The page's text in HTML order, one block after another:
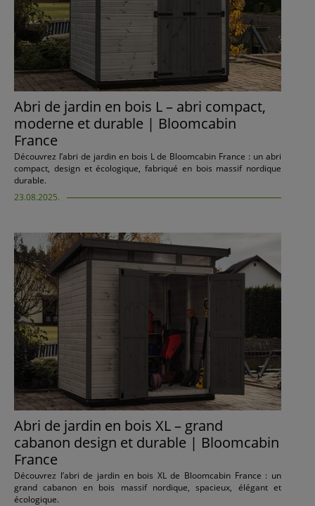
Abri de jardin en bois L – abri compact,
moderne et durable | Bloomcabin
France
Découvrez l’abri de jardin en bois L de Bloomcabin France : un abri
compact, design et écologique, fabriqué en bois massif nordique
durable.
23.08.2025.
Abri de jardin en bois XL – grand
cabanon design et durable | Bloomcabin
France
Découvrez l’abri de jardin en bois XL de Bloomcabin France : un
grand cabanon en bois massif nordique, spacieux, élégant et
écologique.